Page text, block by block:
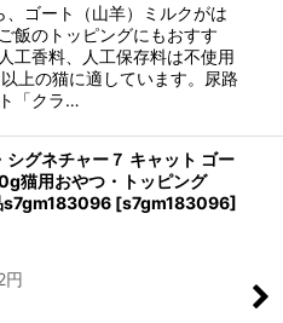
、ゴート（山羊）ミルクがは
飯のトッピングにもおすす
工香料、人工保存料は不使用
上の猫に適しています。尿路
「クラ…
グネチャー７ キャット ゴー
猫用おやつ・トッピング
[s7gm183096]
円